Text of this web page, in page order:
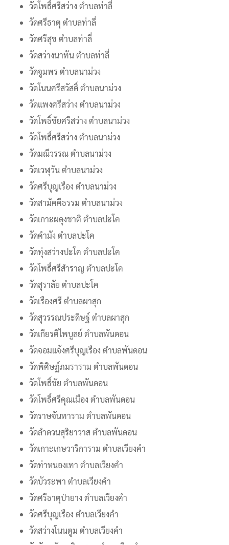
วัดโพธิ์ศรีสว่าง ตำบลท่าลี่
วัดศรีธาตุ ตำบลท่าลี่
วัดศรีสุข ตำบลท่าลี่
วัดสว่างนาทัน ตำบลท่าลี่
วัดจูมพร ตำบลนาม่วง
วัดโนนศรีสวัสดิ์ ตำบลนาม่วง
วัดแพงศรีสว่าง ตำบลนาม่วง
วัดโพธิ์ชัยศรีสว่าง ตำบลนาม่วง
วัดโพธิ์ศรีสว่าง ตำบลนาม่วง
วัดมณีวรรณ ตำบลนาม่วง
วัดเวฬุวัน ตำบลนาม่วง
วัดศรีบุญเรือง ตำบลนาม่วง
วัดสามัคคีธรรม ตำบลนาม่วง
วัดเกาะผดุงชาติ ตำบลปะโค
วัดคำมัง ตำบลปะโค
วัดทุ่งสว่างปะโค ตำบลปะโค
วัดโพธิ์ศรีสำราญ ตำบลปะโค
วัดสุราลัย ตำบลปะโค
วัดเรืองศรี ตำบลผาสุก
วัดสุวรรณประดิษฐ์ ตำบลผาสุก
วัดเกียรติไพบูลย์ ตำบลพันดอน
วัดจอมแจ้งศรีบุญเรือง ตำบลพันดอน
วัดพิศิษฏ์ภมราราม ตำบลพันดอน
วัดโพธิ์ชัย ตำบลพันดอน
วัดโพธิ์ศรีคุณเมือง ตำบลพันดอน
วัดราษจันทาราม ตำบลพันดอน
วัดลำดวนสุริยาวาส ตำบลพันดอน
วัดเกาะเกษวาริการาม ตำบลเวียงคำ
วัดท่าหนองเทา ตำบลเวียงคำ
วัดบัวระพา ตำบลเวียงคำ
วัดศรีธาตุป่ายาง ตำบลเวียงคำ
วัดศรีบุญเรือง ตำบลเวียงคำ
วัดสว่างโนนตูม ตำบลเวียงคำ